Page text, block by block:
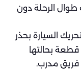
طوال الرحلة دون
السيارة بحذر
بحالتها
فريق مدرب.